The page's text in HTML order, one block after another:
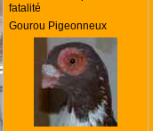
fatalité
Gourou Pigeonneux